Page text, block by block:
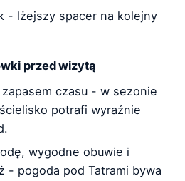
- lżejszy spacer na kolejny
przed wizytą
czasu - w sezonie
potrafi wyraźnie
wygodne obuwie i
- pogoda pod Tatrami bywa